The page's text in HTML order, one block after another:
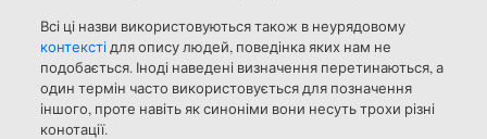
Всі ці назви використовуються також в неурядовому
контекстідля опису людей, поведінка яких нам не
подобається. Іноді наведені визначення перетинаються, а
один термін часто використовується для позначення
іншого, проте навіть як синоніми вони несуть трохи різні
конотації.